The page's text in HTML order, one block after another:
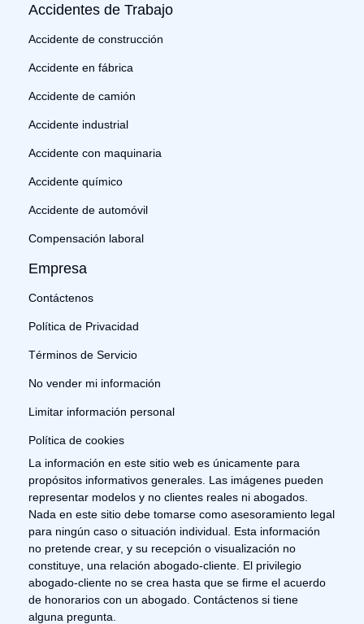
Accidentes de Trabajo
Accidente de construcción
Accidente en fábrica
Accidente de camión
Accidente industrial
Accidente con maquinaria
Accidente químico
Accidente de automóvil
Compensación laboral
Empresa
Contáctenos
Política de Privacidad
Términos de Servicio
No vender mi información
Limitar información personal
Política de cookies
La información en este sitio web es únicamente para
propósitos informativos generales. Las imágenes pueden
representar modelos y no clientes reales ni abogados.
Nada en este sitio debe tomarse como asesoramiento legal
para ningún caso o situación individual. Esta información
no pretende crear, y su recepción o visualización no
constituye, una relación abogado-cliente. El privilegio
abogado-cliente no se crea hasta que se firme el acuerdo
de honorarios con un abogado. Contáctenos si tiene
alguna pregunta.